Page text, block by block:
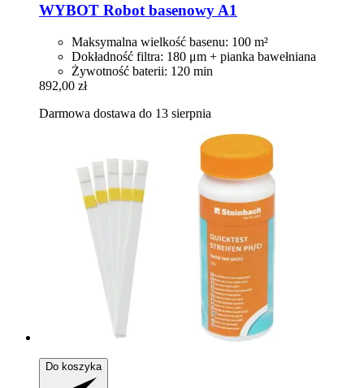
WYBOT Robot basenowy A1
Maksymalna wielkość basenu: 100 m²
Dokładność filtra: 180 μm + pianka bawełniana
Żywotność baterii: 120 min
892,00 zł
Darmowa dostawa do 13 sierpnia
Do koszyka